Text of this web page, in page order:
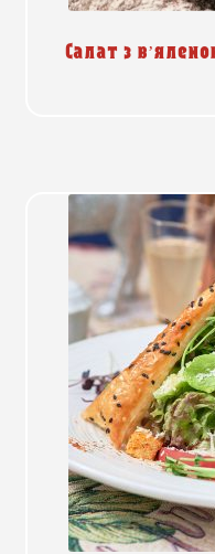
Салат з